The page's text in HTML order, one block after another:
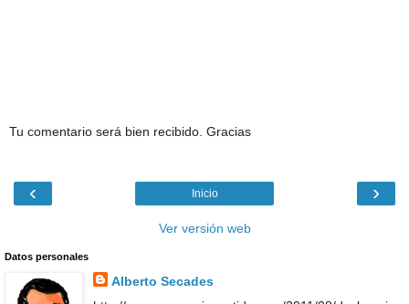
Tu comentario será bien recibido. Gracias
‹ ›
Inicio
Ver versión web
Datos personales
Alberto Secades